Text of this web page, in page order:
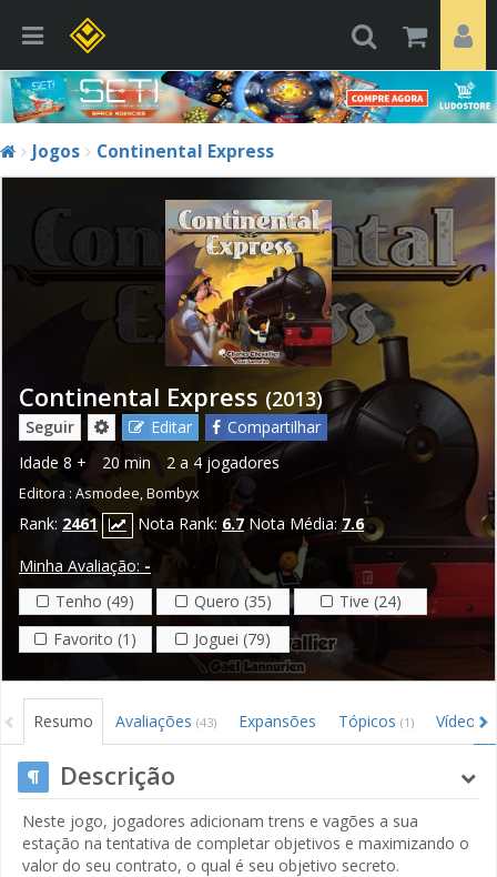
Jogos Continental Express
Continental Express (2013)
Seguir Editar
Compartilhar
Idade 8 + 20 min 2 a 4 jogadores
Editora : Asmodee,Bombyx
Rank: 2461 Nota Rank: 6.7 Nota Média:7.6
Minha Avaliação: -
Tenho (49)
Quero (35)
Tive (24)
Favorito (1)
Joguei (79)
Resumo Avaliações (43) Expansões Tópicos (1) Vídeos
Descrição
Neste jogo, jogadores adicionam trens e vagões a sua
estação na tentativa de completar objetivos e maximizando o
valor do seu contrato, o qual é seu objetivo secreto.